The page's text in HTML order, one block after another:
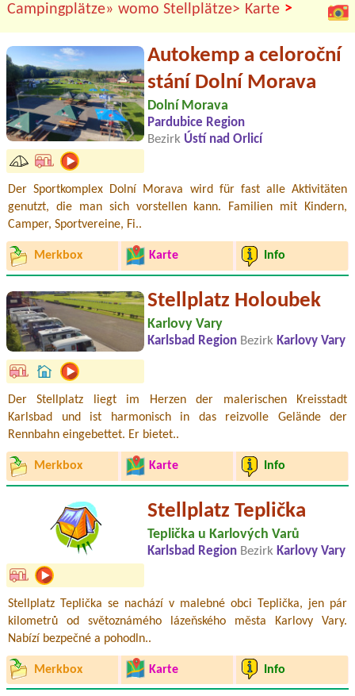
Campingplätze» womo Stellplätze> Karte >
Autokemp a celoroční
stání Dolní Morava
Dolní Morava
Pardubice Region
Bezirk Ústí nad Orlicí
Der Sportkomplex Dolní Morava wird für fast alle Aktivitäten
genutzt, die man sich vorstellen kann. Familien mit Kindern,
Camper, Sportvereine, Fi..
Merkbox Karte Info
Stellplatz Holoubek
Karlovy Vary
Karlsbad Region Bezirk Karlovy Vary
Der Stellplatz liegt im Herzen der malerischen Kreisstadt
Karlsbad und ist harmonisch in das reizvolle Gelände der
Rennbahn eingebettet. Er bietet..
Merkbox Karte Info
Stellplatz Teplička
Teplička u Karlových Varů
Karlsbad Region Bezirk Karlovy Vary
Stellplatz Teplička se nachází v malebné obci Teplička, jen pár
kilometrů od světoznámého lázeňského města Karlovy Vary.
Nabízí bezpečné a pohodln..
Merkbox Karte Info